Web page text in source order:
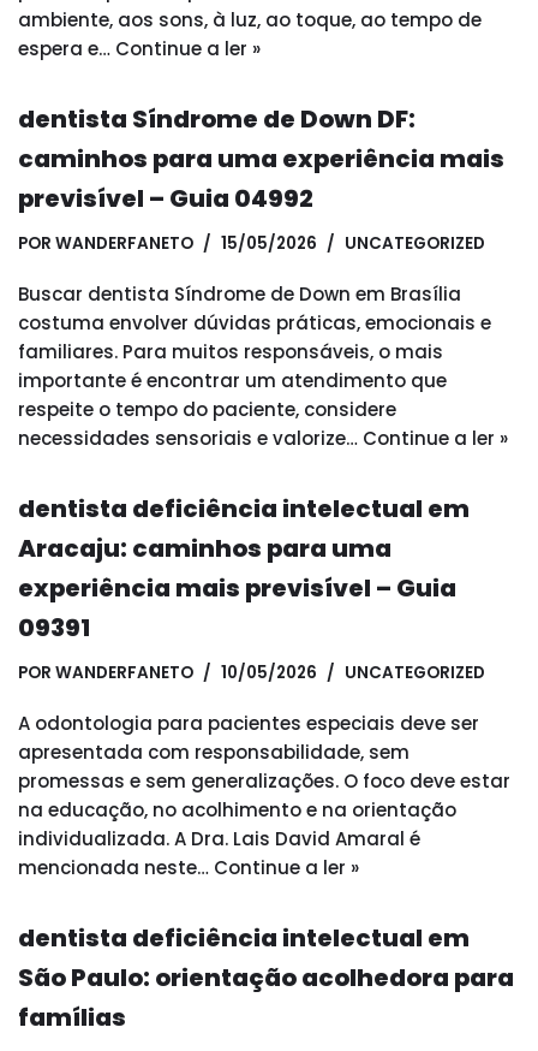
ambiente, aos sons, à luz, ao toque, ao tempo de
espera e… Continue a ler »
dentista Síndrome de Down DF:
caminhos para uma experiência mais
previsível – Guia 04992
POR WANDERFANETO 15/05/2026 UNCATEGORIZED
Buscar dentista Síndrome de Down em Brasília
costuma envolver dúvidas práticas, emocionais e
familiares. Para muitos responsáveis, o mais
importante é encontrar um atendimento que
respeite o tempo do paciente, considere
necessidades sensoriais e valorize… Continue a ler »
dentista deficiência intelectual em
Aracaju: caminhos para uma
experiência mais previsível – Guia
09391
POR WANDERFANETO 10/05/2026 UNCATEGORIZED
A odontologia para pacientes especiais deve ser
apresentada com responsabilidade, sem
promessas e sem generalizações. O foco deve estar
na educação, no acolhimento e na orientação
individualizada. A Dra. Lais David Amaral é
mencionada neste… Continue a ler »
dentista deficiência intelectual em
São Paulo: orientação acolhedora para
famílias